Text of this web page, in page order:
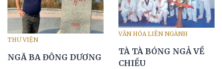
THƯ VIỆN
NGÃ BA ĐÔNG DƯƠNG
VĂN HÓA LIÊN NGÀNH
TÀ TÀ BÓNG NGẢ VỀ
CHIỀU